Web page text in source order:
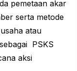
pemetaan akar
serta metode
atau
PSKS
aksi